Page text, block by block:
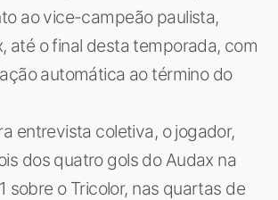
ao vice-campeão paulista,
até o final desta temporada, com
automática ao término do
entrevista coletiva, o jogador,
dos quatro gols do Audax na
sobre o Tricolor, nas quartas de